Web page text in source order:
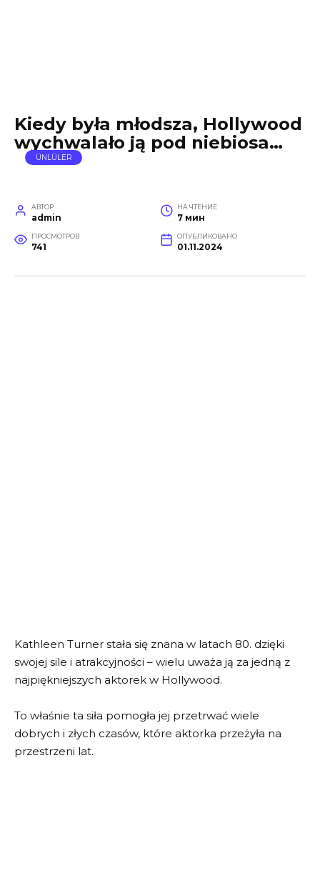
Kiedy była młodsza, Hollywood
wychwalało ją pod niebiosa…
ÜNLÜLER
АВТОР
admin
НА ЧТЕНИЕ
7 мин
ПРОСМОТРОВ
741
ОПУБЛИКОВАНО
01.11.2024
Kathleen Turner stała się znana w latach 80. dzięki
swojej sile i atrakcyjności – wielu uważa ją za jedną z
najpiękniejszych aktorek w Hollywood.
To właśnie ta siła pomogła jej przetrwać wiele
dobrych i złych czasów, które aktorka przeżyła na
przestrzeni lat.